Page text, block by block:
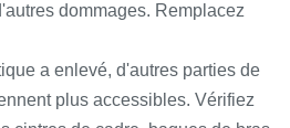
dommages. Remplacez
a enlevé, d'autres parties de
plus accessibles. Vérifiez